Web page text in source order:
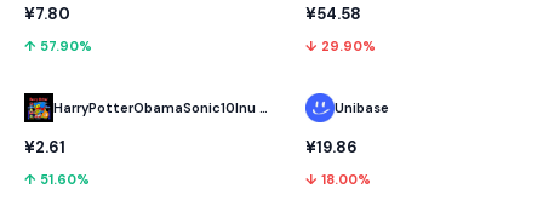
¥7.80
↑ 57.90%
HarryPotterObamaSonic10Inu (ETH)
¥2.61
↑ 51.60%
¥54.58
↓ 29.90%
Unibase
¥19.86
↓ 18.00%